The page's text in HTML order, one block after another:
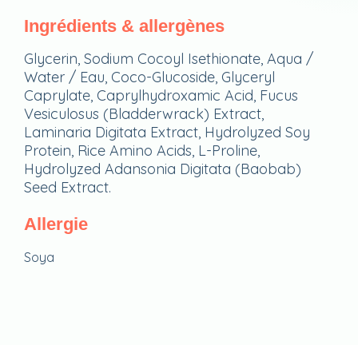
Ingrédients & allergènes
Glycerin, Sodium Cocoyl Isethionate, Aqua /
Water / Eau, Coco-Glucoside, Glyceryl
Caprylate, Caprylhydroxamic Acid, Fucus
Vesiculosus (Bladderwrack) Extract,
Laminaria Digitata Extract, Hydrolyzed Soy
Protein, Rice Amino Acids, L-Proline,
Hydrolyzed Adansonia Digitata (Baobab)
Seed Extract.
Allergie
Soya